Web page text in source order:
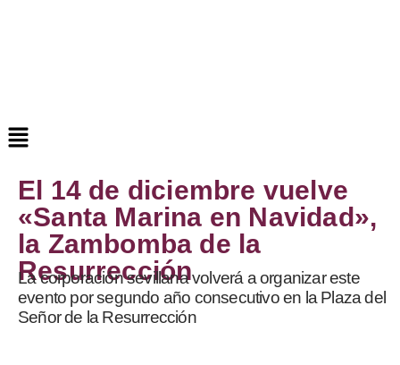
El 14 de diciembre vuelve
«Santa Marina en Navidad»,
la Zambomba de la
Resurrección
La corporación sevillana volverá a organizar este
evento por segundo año consecutivo en la Plaza del
Señor de la Resurrección